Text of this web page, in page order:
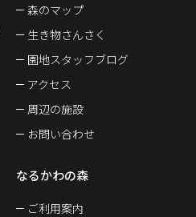
森のマップ
生き物さんさく
園地スタッフブログ
アクセス
周辺の施設
お問い合わせ
なるかわの森
ご利用案内